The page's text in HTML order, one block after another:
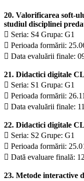
20. Valorificarea soft-
studiul disciplinei
 Seria: S4 Grupa: G1
 Perioada formării:
 Data evaluării finale:
21. Didactici digitale
 Seria: S1 Grupa: G1
 Perioada formării:
 Data evaluării finale:
22. Didactici digitale
 Seria: S2 Grupe: G1
 Perioada formării:
 Dată evaluare finală:
23. Metode interactive